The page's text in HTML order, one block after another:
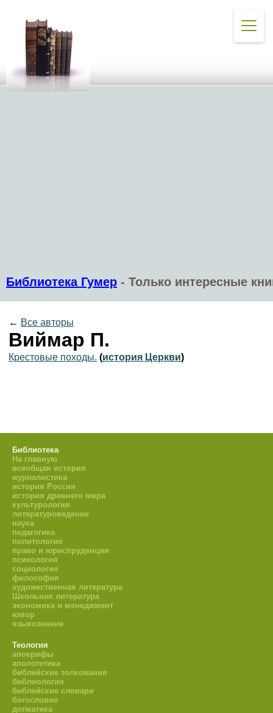
Библиотека Гумер - Только интересные
← Все авторы
Виймар П.
Крестовые походы. (история Церкви)
Библиотека
На главную
всеобщая история
журналистика
история России
история древнего мира
культурология
литературоведение
наука
педагогика
политология
право и юриспруденция
психология
социология
философия
художественная литература
Школьная литература
экономика и менеджмент
юмор
языкознание
Теология
апокрифы
апологетика
библейские толкования
библиология
библейские словари
богословие
догматика